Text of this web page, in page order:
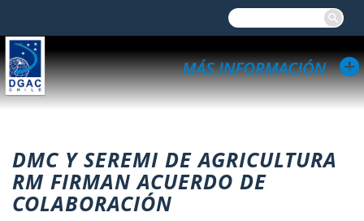
DMC Y SEREMI DE AGRICULTURA
RM FIRMAN ACUERDO DE
COLABORACIÓN